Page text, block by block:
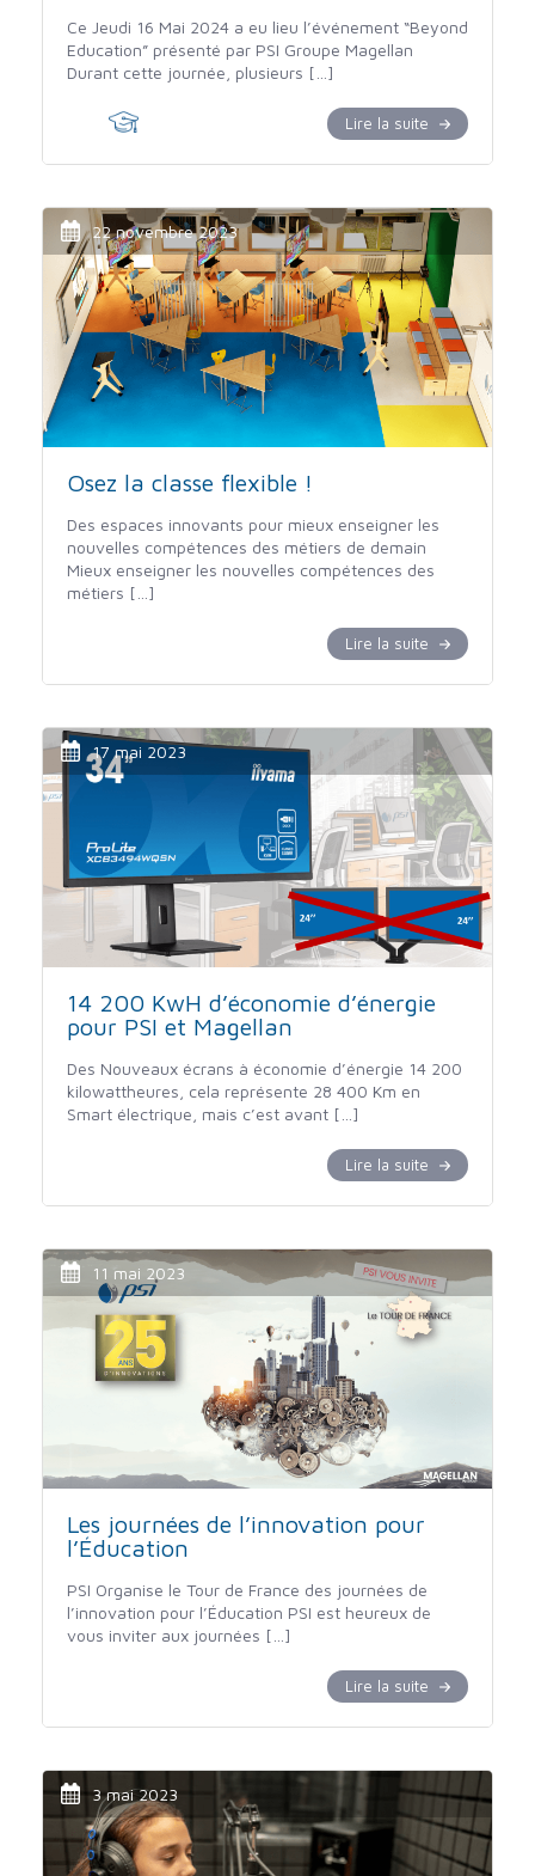
Ce Jeudi 16 Mai 2024 a eu lieu l’événement “Beyond
Education” présenté par PSI Groupe Magellan
Durant cette journée, plusieurs […]
Lire la suite
22 novembre 2023
Osez la classe flexible !
Des espaces innovants pour mieux enseigner les
nouvelles compétences des métiers de demain
Mieux enseigner les nouvelles compétences des
métiers […]
Lire la suite
17 mai 2023
14 200 KwH d’économie d’énergie
pour PSI et Magellan
Des Nouveaux écrans à économie d’énergie 14 200
kilowattheures, cela représente 28 400 Km en
Smart électrique, mais c’est avant […]
Lire la suite
11 mai 2023
Les journées de l’innovation pour
l’Éducation
PSI Organise le Tour de France des journées de
l’innovation pour l’Éducation PSI est heureux de
vous inviter aux journées […]
Lire la suite
3 mai 2023